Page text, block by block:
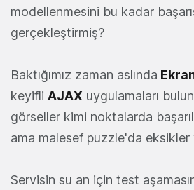
modellenmesini bu kadar
gerçekleştirmiş?
Baktığımız zaman aslında
keyifli AJAX uygulamaları
görseller kimi noktalarda
ama malesef puzzle'da eksikler
Servisin su an için test